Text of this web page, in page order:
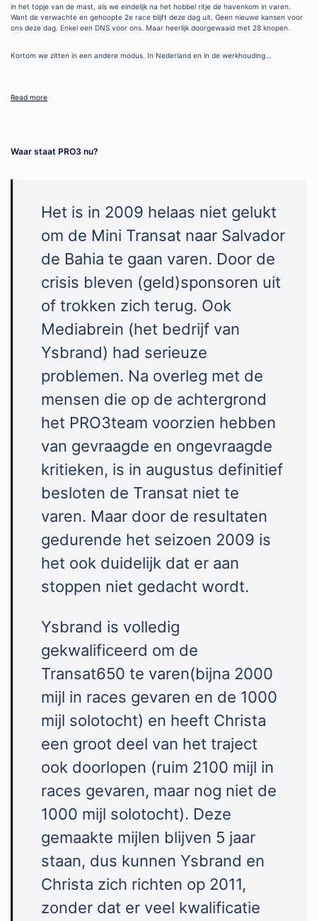
in het topje van de mast, als we eindelijk na het hobbel ritje de havenkom in varen.
Want de verwachte en gehoopte 2e race blijft deze dag uit. Geen nieuwe kansen voor
ons deze dag. Enkel een DNS voor ons. Maar heerlijk doorgewaaid met 28 knopen.
Kortom we zitten in een andere modus. In Nederland en in de werkhouding…
Read more
Waar staat PRO3 nu?
Het is in 2009 helaas niet gelukt
om de Mini Transat naar Salvador
de Bahia te gaan varen. Door de
crisis bleven (geld)sponsoren uit
of trokken zich terug. Ook
Mediabrein (het bedrijf van
Ysbrand) had serieuze
problemen. Na overleg met de
mensen die op de achtergrond
het PRO3team voorzien hebben
van gevraagde en ongevraagde
kritieken, is in augustus definitief
besloten de Transat niet te
varen. Maar door de resultaten
gedurende het seizoen 2009 is
het ook duidelijk dat er aan
stoppen niet gedacht wordt.
Ysbrand is volledig
gekwalificeerd om de
Transat650 te varen(bijna 2000
mijl in races gevaren en de 1000
mijl solotocht) en heeft Christa
een groot deel van het traject
ook doorlopen (ruim 2100 mijl in
races gevaren, maar nog niet de
1000 mijl solotocht). Deze
gemaakte mijlen blijven 5 jaar
staan, dus kunnen Ysbrand en
Christa zich richten op 2011,
zonder dat er veel kwalificatie